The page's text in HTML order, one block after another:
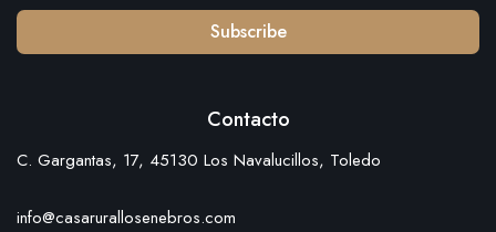
Subscribe
Contacto
C. Gargantas, 17, 45130 Los Navalucillos, Toledo
info@casarurallosenebros.com